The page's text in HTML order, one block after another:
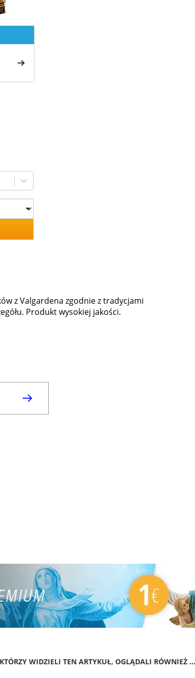
z Valgardena zgodnie z tradycjami
Produkt wysokiej jakości.
WIDZIELI TEN ARTYKUŁ, OGLĄDALI RÓWNIEŻ ...